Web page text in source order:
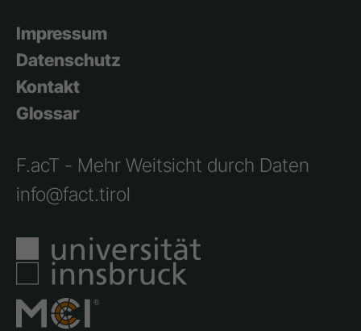
Impressum
Datenschutz
Kontakt
Glossar
F.acT - Mehr Weitsicht durch Daten
info@fact.tirol